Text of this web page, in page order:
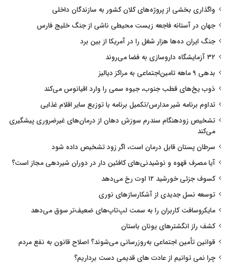
واگذاری بخشی از پروژه‌های کلان کشور به سازندگان داخلی
جهان در آستانه فاجعه زیست محیطی ناشی از جنگ خلیج فارس
جنگ ایران ده‌ها هزار شغل را در آمریکا از بین برد
۳۲ آزمایشگاه داروسازی به فضا می‌روند
بدهی ۹ ماهه تامین‌اجتماعی به مراکز دیالیز
ذوب یخ‌های قطب جنوب، جیوه سمی را وارد اقیانوس می‌کند
تداوم برنامه شیر مدارس/تکمیل برنامه با توزیع سایر اقلام غذایی
تشخیص زودهنگام سندرم سوزش دهان از درمان‌های غیرضروری پیشگیری
می‌کند
سرطان پستان قابل درمان است، اگر زود تشخیص داده شود
آیا مصرف قهوه و نوشیدنی‌های کافئین دار در دوران شیردهی مجاز است؟
کسوف جزئی خورشید ۱۲ اوت رخ می‌دهد
توسعه نسل جدیدی از آشکارسازهای نوری
مایکروسافت کاربران را به سمت لپ‌تاپ‌های ضعیف‌تر سوق می‌دهد
کشف راز انگشترهای یونان باستان
قوانین تأمین اجتماعی به‌روزرسانی می‌شوند؟ اصلاح قانون به نفع مردم
چرا نمی توانیم از عادت های قدیمی دست برداریم؟